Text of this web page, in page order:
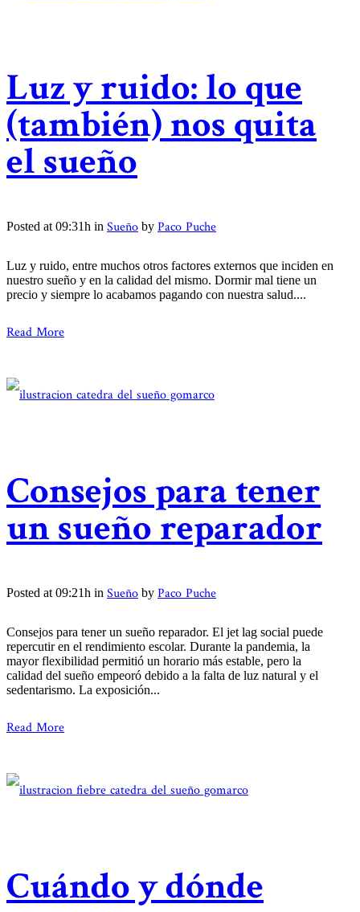
Luz y ruido: lo que
(también) nos quita
el sueño
Posted at 09:31h in Sueño by Paco Puche
Luz y ruido, entre muchos otros factores externos que inciden en
nuestro sueño y en la calidad del mismo. Dormir mal tiene un
precio y siempre lo acabamos pagando con nuestra salud....
Read More
Consejos para tener
un sueño reparador
Posted at 09:21h in Sueño by Paco Puche
Consejos para tener un sueño reparador. El jet lag social puede
repercutir en el rendimiento escolar. Durante la pandemia, la
mayor flexibilidad permitió un horario más estable, pero la
calidad del sueño empeoró debido a la falta de luz natural y el
sedentarismo. La exposición...
Read More
Cuándo y dónde